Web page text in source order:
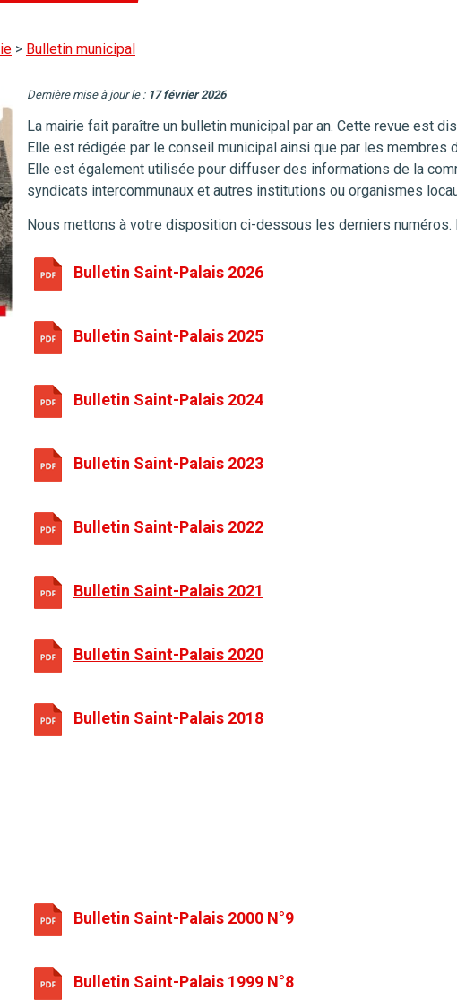
> Bulletin municipal
Dernière mise à jour le : 17 février 2026
La mairie fait paraître un bulletin municipal par an. Cette revue est
Elle est rédigée par le conseil municipal ainsi que par les
Elle est également utilisée pour diffuser des informations de la
syndicats intercommunaux et autres institutions ou organismes
Nous mettons à votre disposition ci-dessous les derniers numéros.
Bulletin Saint-Palais 2026
Bulletin Saint-Palais 2025
Bulletin Saint-Palais 2024
Bulletin Saint-Palais 2023
Bulletin Saint-Palais 2022
Bulletin Saint-Palais 2021
Bulletin Saint-Palais 2020
Bulletin Saint-Palais 2018
Bulletin Saint-Palais 2000 N°9
Bulletin Saint-Palais 1999 N°8